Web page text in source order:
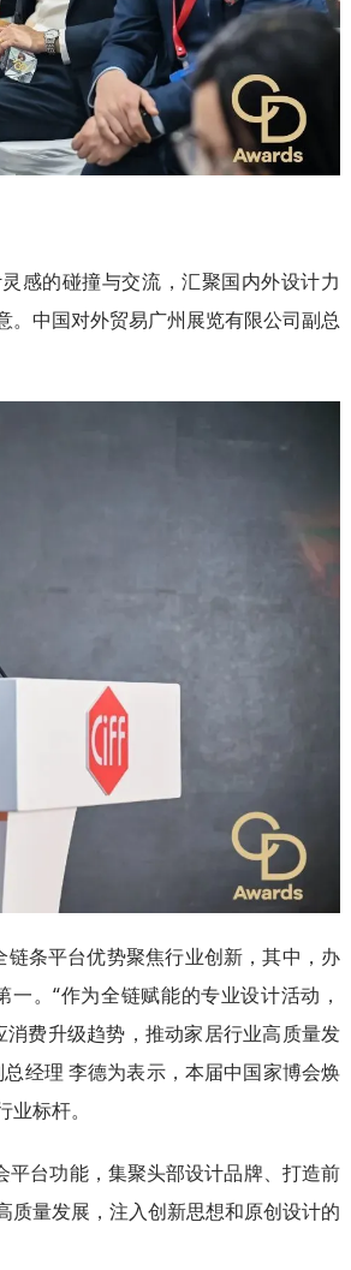
感的碰撞与交流，汇聚国内外设计力
。中国对外贸易广州展览有限公司副总
条平台优势聚焦行业创新，其中，办
。“作为全链赋能的专业设计活动，
消费升级趋势，推动家居行业高质量发
经理 李德为表示，本届中国家博会焕
标杆。
台功能，集聚头部设计品牌、打造前
质量发展，注入创新思想和原创设计的